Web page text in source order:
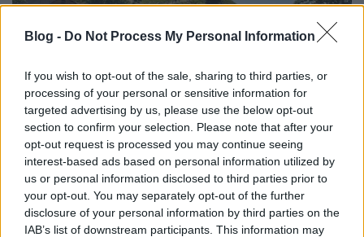
Blog - Do Not Process My Personal Information
If you wish to opt-out of the sale, sharing to third parties, or
processing of your personal or sensitive information for
targeted advertising by us, please use the below opt-out
section to confirm your selection. Please note that after your
opt-out request is processed you may continue seeing
interest-based ads based on personal information utilized by
us or personal information disclosed to third parties prior to
your opt-out. You may separately opt-out of the further
disclosure of your personal information by third parties on the
IAB’s list of downstream participants. This information may
Kirándulás Suomenlinna (Sveaborg)
erődítményébe és szigetére
Húsimádó • 2020. július 29.